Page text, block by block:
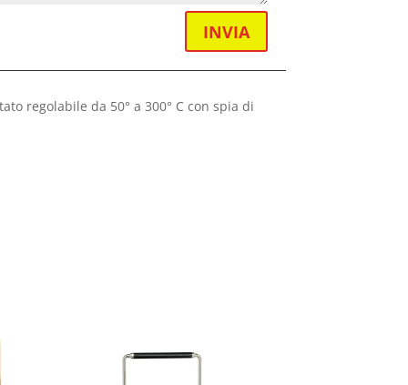
INVIA
regolabile da 50° a 300° C con spia di